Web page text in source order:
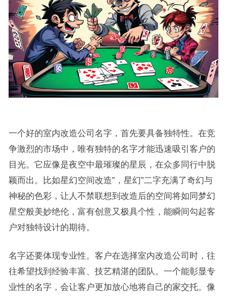
一个好的室内改造公司名字，首先要具备独特性。在竞
争激烈的市场中，唯有独特的名字才能迅速吸引客户的
目光。它应像是夜空中最璀璨的星辰，在众多同行中脱
颖而出。比如星幻空间改造”，星幻”二字充满了奇幻与
神秘的色彩，让人不禁联想到改造后的空间将如同梦幻
星空般美妙绝伦，富有创意又极具个性，能瞬间勾起客
户对独特设计的期待。
名字还要体现专业性。客户在选择室内改造公司时，往
往希望找到经验丰富、技艺精湛的团队。一个能彰显专
业性的名字，会让客户更加放心地将自己的家交托。像